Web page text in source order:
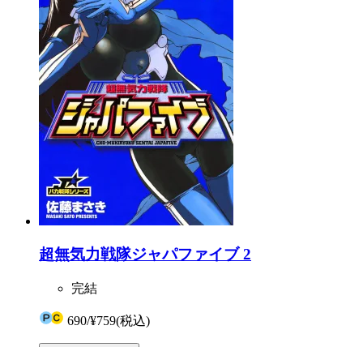
超無気力戦隊ジャパファイブ 2
完結
690/¥759(税込)